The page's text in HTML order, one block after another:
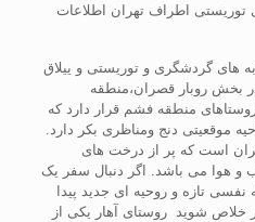
توریستی اطراف تهران اطلاعات
های گردشگری و توریستی و ییلاق
بخش روبار قصران،منطقه
منطقه فشم قرار دارد که
موقعیتی دنج ومناظری بکر دارد.
است که پر از درخت های
هوا می باشد. اگر دنبال سفر یک
نفسی تازه و روحیه ای جدید پیدا
خلاص شوید روستای آهار یکی از